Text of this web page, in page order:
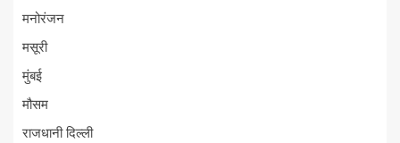
मनोरंजन
मसूरी
मुंबई
मौसम
राजधानी दिल्ली